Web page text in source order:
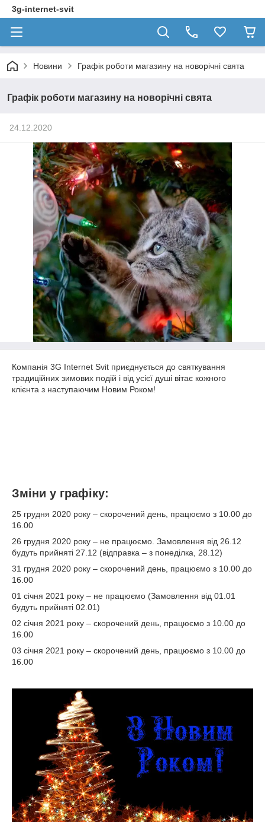
3g-internet-svit
Новини Графік роботи магазину на новорічні свята
Графік роботи магазину на новорічні свята
24.12.2020
Компанія 3G Internet Svit приєднується до святкування
традиційних зимових подій і від усієї душі вітає кожного
клієнта з наступаючим Новим Роком!
Зміни у графіку:
25 грудня 2020 року – скорочений день, працюємо з 10.00 до
16.00
26 грудня 2020 року – не працюємо. Замовлення від 26.12
будуть прийняті 27.12 (відправка – з понеділка, 28.12)
31 грудня 2020 року – скорочений день, працюємо з 10.00 до
16.00
01 січня 2021 року – не працюємо (Замовлення від 01.01
будуть прийняті 02.01)
02 січня 2021 року – скорочений день, працюємо з 10.00 до
16.00
03 січня 2021 року – скорочений день, працюємо з 10.00 до
16.00